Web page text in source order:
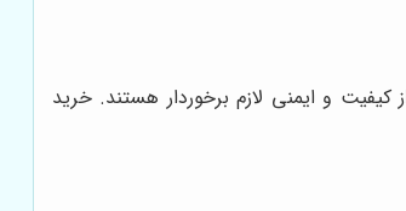
و ایمنی لازم برخوردار هستند. خرید